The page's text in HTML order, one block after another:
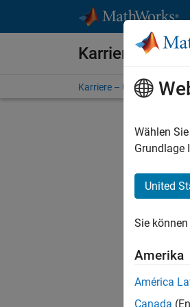
Karriere bei
Karriere – Übersicht
Wählen
Grundlage
United
Sie
Amerika
América
Canada